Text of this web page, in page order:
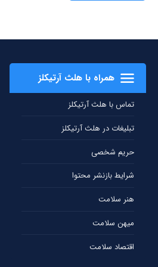
همراه با هلث آرتیکلز
تماس با هلث آرتیکلز
تبلیغات در هلث آرتیکلز
حریم شخصی
شرایط بازنشر محتوا
هنر سلامت
میهن سلامت
اقتصاد سلامت